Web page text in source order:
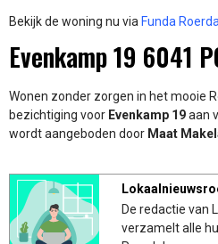
Bekijk de woning nu via Funda
Evenkamp 19 6041
Wonen zonder zorgen in het mooie
bezichtiging voor Evenkamp 19aan
wordt aangeboden door Maat
De redactie van
verzamelt alle